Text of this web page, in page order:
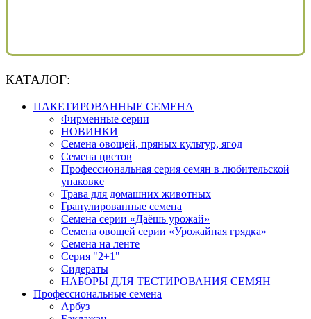
КАТАЛОГ:
ПАКЕТИРОВАННЫЕ СЕМЕНА
Фирменные серии
НОВИНКИ
Семена овощей, пряных культур, ягод
Семена цветов
Профессиональная серия семян в любительской
упаковке
Трава для домашних животных
Гранулированные семена
Семена серии «Даёшь урожай»
Семена овощей серии «Урожайная грядка»
Семена на ленте
Серия "2+1"
Сидераты
НАБОРЫ ДЛЯ ТЕСТИРОВАНИЯ СЕМЯН
Профессиональные семена
Арбуз